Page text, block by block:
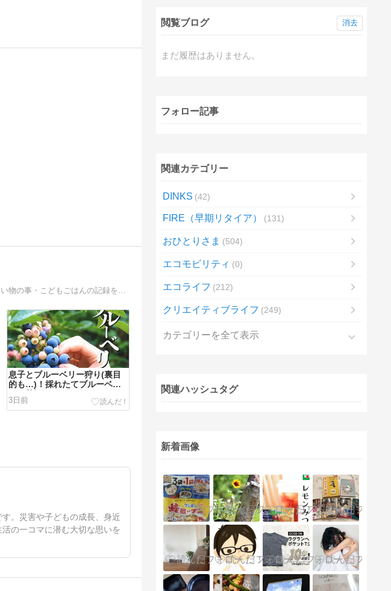
娘(中2)・息子(小4)の母。2018年に転勤族ですが中古戸建を購入しました。家の事・子育ての事・お買い物の事・こどもごはんの記録を書いてます。
息子とブルーベリー狩り(裏目
的も…)！採れたてブルーベリ
ーで贅沢スムージー
3日前
。災害や子どもの成長、身近
の一コマに潜む大切な思いを
閲覧ブログ
まだ履歴はありません。
消去
フォロー記事
関連カテゴリー
DINKS 42
FIRE（早期リタイア） 131
おひとりさま 504
エコモビリティ 0
エコライフ 212
クリエイティブライフ 249
カテゴリーを全て表示
関連ハッシュタグ
新着画像